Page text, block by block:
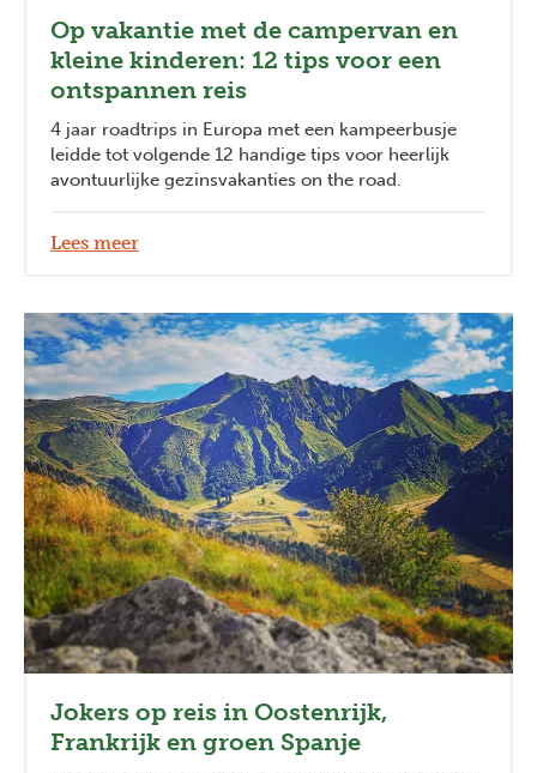
Op vakantie met de campervan en
kleine kinderen: 12 tips voor een
ontspannen reis
4 jaar roadtrips in Europa met een kampeerbusje
leidde tot volgende 12 handige tips voor heerlijk
avontuurlijke gezinsvakanties on the road.
Lees meer
Jokers op reis in Oostenrijk,
Frankrijk en groen Spanje